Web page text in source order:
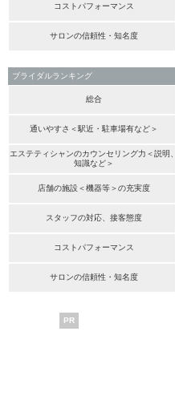
コストパフォーマンス
サロンの信頼性・知名度
ブライダルランキング
総合
通いやすさ＜駅近・駐車場有など＞
エステティシャンのカウンセリング力＜説明、
知識など＞
店舗の施設＜機器等＞の充実度
スタッフの対応、接客態度
コストパフォーマンス
サロンの信頼性・知名度
PR